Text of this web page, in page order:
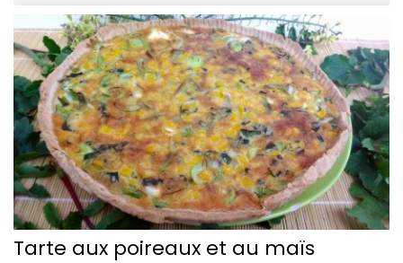
Tarte aux poireaux et au maïs